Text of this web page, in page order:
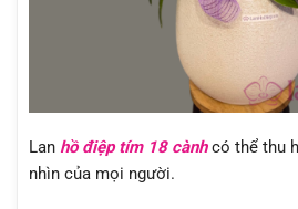
Lan hồ điệp tím 18 cànhcó thể thu
nhìn của mọi người.